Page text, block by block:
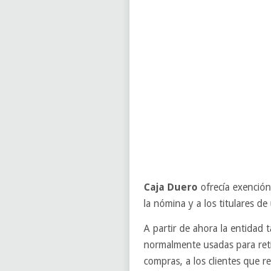
Caja Duero ofrecía
la nómina y a los titulares de
A partir de ahora la entidad
normalmente usadas para
compras, a los clientes que